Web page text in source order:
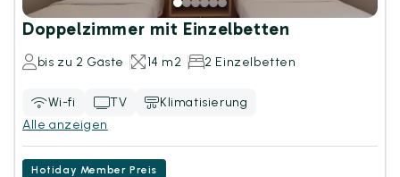
Doppelzimmer mit Einzelbetten
bis zu 2 Gäste 14 m2 2 Einzelbetten
Wi-fi TV
Klimatisierung
Alle anzeigen
Hotiday Member Preis